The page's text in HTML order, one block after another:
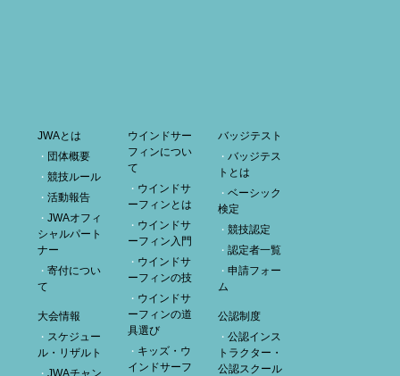
JWAとは
団体概要
競技ルール
活動報告
JWAオフィ
シャルパート
ナー
寄付につい
て
大会情報
スケジュー
ル・リザルト
JWAチャン
ウインドサー
フィンについ
て
ウインドサ
ーフィンとは
ウインドサ
ーフィン入門
ウインドサ
ーフィンの技
ウインドサ
ーフィンの道
具選び
キッズ・ウ
インドサーフ
バッジテスト
バッジテス
トとは
ベーシック
検定
競技認定
認定者一覧
申請フォー
ム
公認制度
公認インス
トラクター・
公認スクール